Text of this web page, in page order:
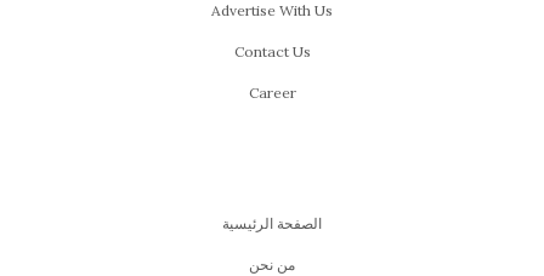
Advertise With Us
Contact Us
Career
الصفحة الرئيسية
من نحن